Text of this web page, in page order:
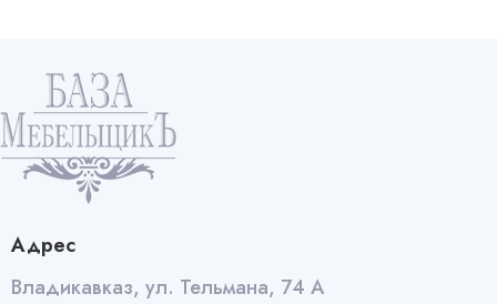
Адрес
Владикавказ, ул. Тельмана, 74 А